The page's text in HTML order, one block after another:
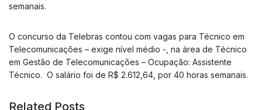
semanais.
O concurso da Telebras contou com vagas para Técnico em
Telecomunicações – exige nível médio -, na área de Técnico
em Gestão de Telecomunicações – Ocupação: Assistente
Técnico. O salário foi de R$ 2.612,64, por 40 horas semanais.
Related Posts